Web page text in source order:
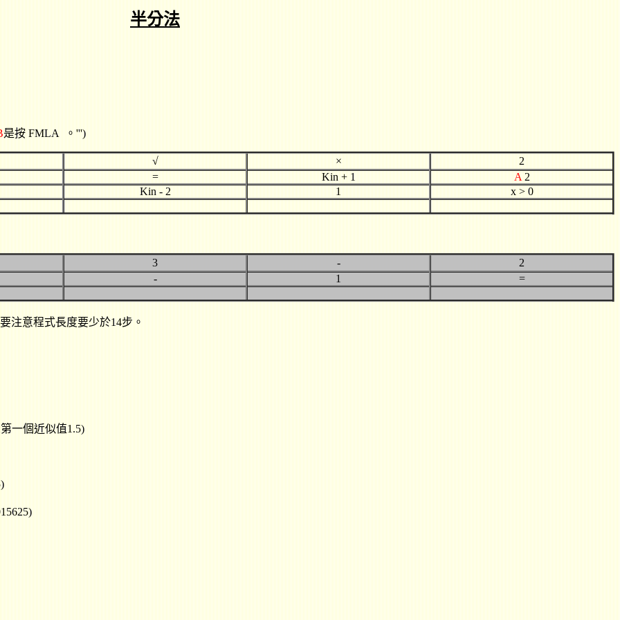
半分法
是按 FMLA 。''')
√ ×
2
=
Kin + 1 A 2
Kin - 2
1 x > 0
3 -
2
-
1 =
注意程式長度要少於14步。
一個近似值1.5)